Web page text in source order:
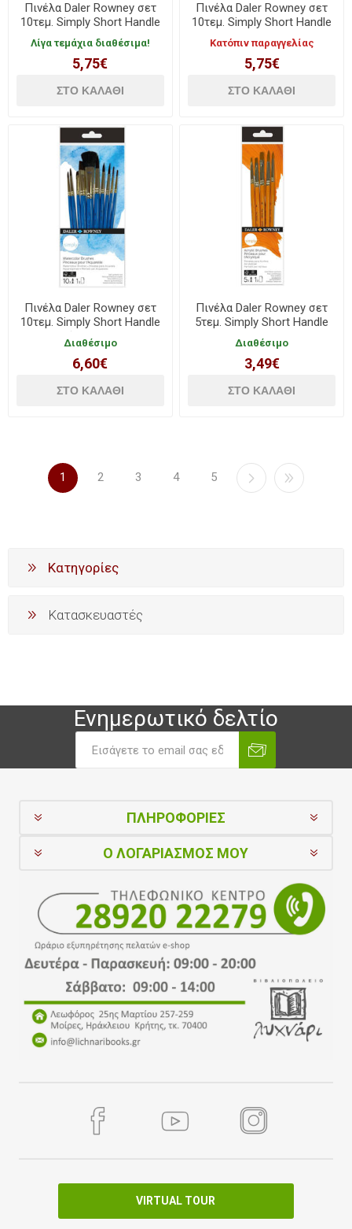
Πινέλα Daler Rowney σετ
10τεμ. Simply Short Handle
Mixed Media 216650310
Λίγα τεμάχια διαθέσιμα!
5,75€
Πινέλα Daler Rowney σετ
10τεμ. Simply Short Handle
Oil 216640110
Κατόπιν παραγγελίας
5,75€
Πινέλα Daler Rowney σετ
10τεμ. Simply Short Handle
Ακουαρέλας 216610110
Διαθέσιμο
6,60€
Πινέλα Daler Rowney σετ
5τεμ. Simply Short Handle
Acrylic 216620501
Διαθέσιμο
3,49€
1 2 3 4 5
Κατηγορίες
Κατασκευαστές
Ενημερωτικό δελτίο
ΠΛΗΡΟΦΟΡΊΕΣ
Ο ΛΟΓΑΡΙΑΣΜΌΣ ΜΟΥ
VIRTUAL TOUR